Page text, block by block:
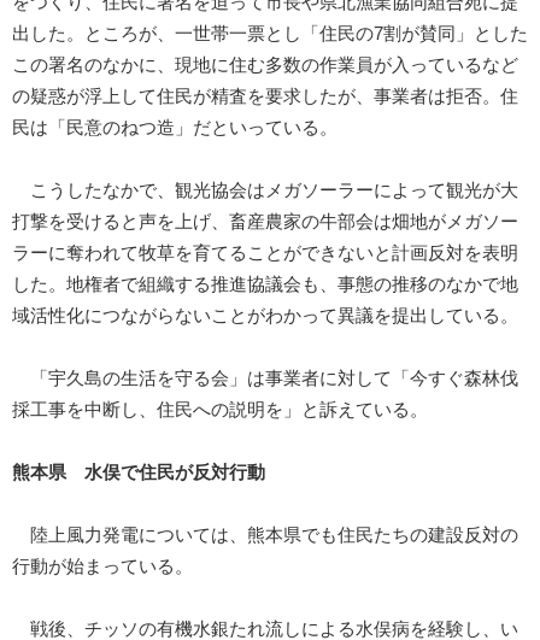
出した。ところが、一世帯一票とし「住民の7割が賛同」とした
この署名のなかに、現地に住む多数の作業員が入っているなど
の疑惑が浮上して住民が精査を要求したが、事業者は拒否。住
民は「民意のねつ造」だといっている。
こうしたなかで、観光協会はメガソーラーによって観光が大
打撃を受けると声を上げ、畜産農家の牛部会は畑地がメガソー
ラーに奪われて牧草を育てることができないと計画反対を表明
した。地権者で組織する推進協議会も、事態の推移のなかで地
域活性化につながらないことがわかって異議を提出している。
「宇久島の生活を守る会」は事業者に対して「今すぐ森林伐
採工事を中断し、住民への説明を」と訴えている。
熊本県 水俣で住民が反対行動
陸上風力発電については、熊本県でも住民たちの建設反対の
行動が始まっている。
戦後、チッソの有機水銀たれ流しによる水俣病を経験し、い